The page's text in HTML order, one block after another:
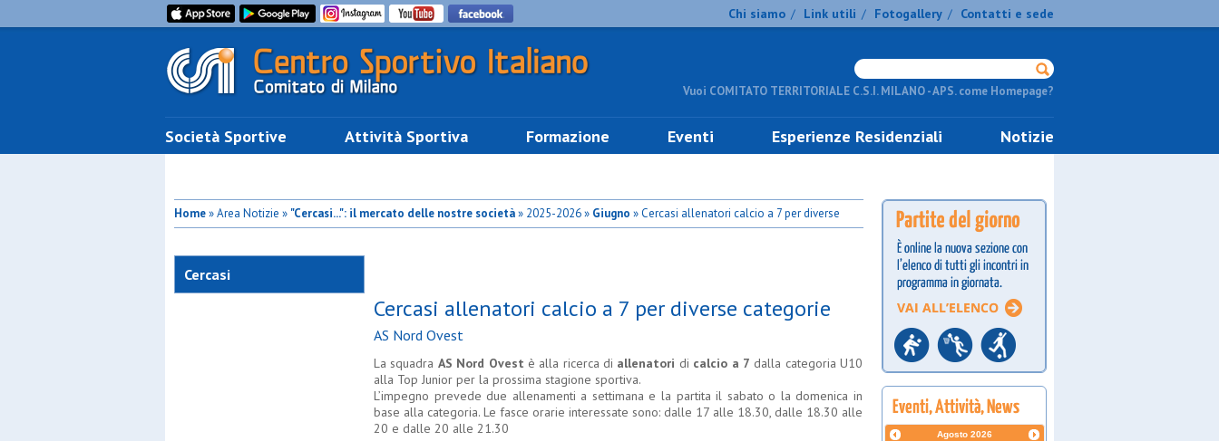
Chi siamo / Link utili / Fotogallery / Contatti e sede
Vuoi COMITATO TERRITORIALE C.S.I. MILANO - APS. come Homepage?
Società Sportive Attività Sportiva Formazione Eventi Esperienze Residenziali Notizie
Home» Area Notizie » "Cercasi...": il mercato delle nostre società» 2025-2026 » Giugno » Cercasi allenatori calcio a 7 per diverse
Cercasi
Cercasi allenatori calcio a 7 per diverse categorie
AS Nord Ovest
La squadra AS Nord Ovest è alla ricerca di allenatori di calcio a 7 dalla categoria U10
alla Top Junior per la prossima stagione sportiva.
L’impegno prevede due allenamenti a settimana e la partita il sabato o la domenica in
base alla categoria. Le fasce orarie interessate sono: dalle 17 alle 18.30, dalle 18.30 alle
20 e dalle 20 alle 21.30
Agosto 2026